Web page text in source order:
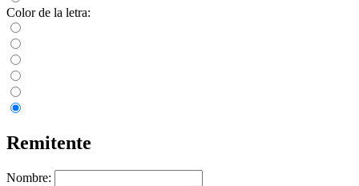
Color de la letra:
Remitente
Nombre: